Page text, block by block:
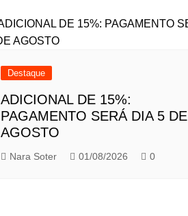
Destaque
ADICIONAL DE 15%:
PAGAMENTO SERÁ DIA 5 DE
AGOSTO
Nara Soter 01/08/2026 0